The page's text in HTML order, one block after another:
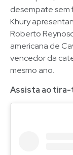
desempate sem
Khury
Roberto
americana de
vencedor da
mesmo ano.
Assista ao